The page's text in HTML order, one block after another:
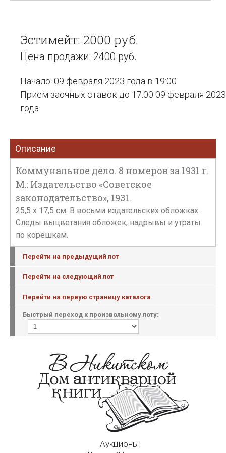
Эстимейт: 2000 руб.
Цена продажи: 2400 руб.
Начало: 09 февраля 2023 года в 19:00
Прием заочных ставок до 17:00 09 февраля 2023
года
Описание
Коммунальное дело. 8 номеров за 1931 г.
М.: Издательство «Советское
законодательство», 1931.
25,5 х 17,5 см. В восьми издательских обложках.
Следы выцветания обложек, надрывы и утраты
по корешкам.
Перейти на предыдущий лот
Перейти на следующий лот
Перейти на первую страницу каталога
Быстрый переход к произвольному лоту:
Аукционы